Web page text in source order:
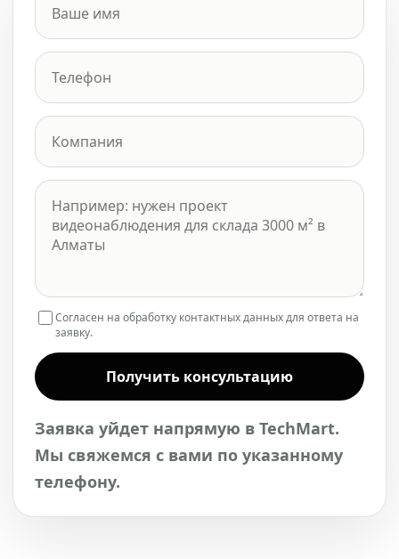
Согласен на обработку контактных данных для ответа на
заявку.
Получить консультацию
Заявка уйдет напрямую в TechMart.
Мы свяжемся с вами по указанному
телефону.